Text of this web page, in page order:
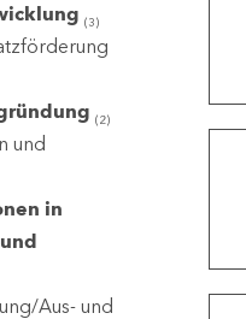
(3)
(2)
und
in
Aus- und